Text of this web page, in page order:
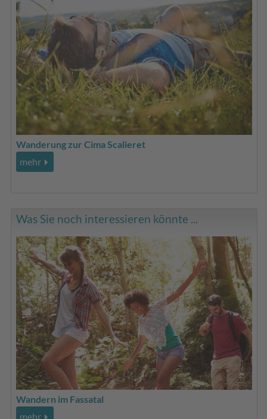
Wanderung zur Cima Scalieret
mehr
Was Sie noch interessieren könnte ...
Wandern im Fassatal
mehr